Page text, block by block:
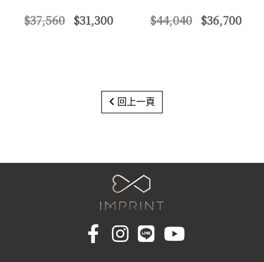
$37,560$31,300 $44,040$36,700
回上一頁